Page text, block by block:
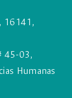
16141,
45-03,
Humanas